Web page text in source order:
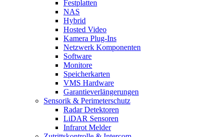
Festplatten
NAS
Hybrid
Hosted Video
Kamera Plug-Ins
Netzwerk Komponenten
Software
Monitore
Speicherkarten
VMS Hardware
Garantieverlängerungen
Sensorik & Perimeterschutz
Radar Detektoren
LiDAR Sensoren
Infrarot Melder